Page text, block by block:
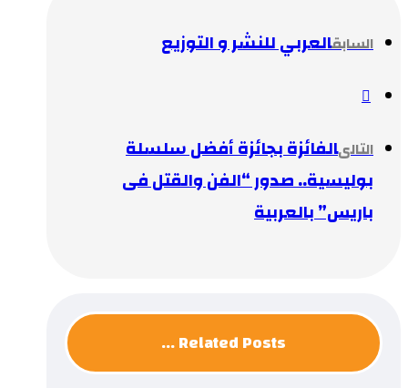
السابقالعربي للنشر و التوزيع
التالىالفائزة بجائزة أفضل سلسلة
بوليسية.. صدور “الفن والقتل فى
باريس” بالعربية
Related Posts ...